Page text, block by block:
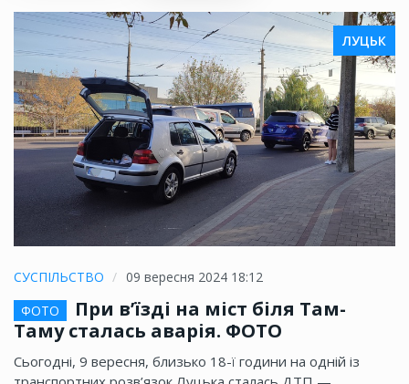
ЛУЦЬК
СУСПІЛЬСТВО
09 вересня 2024 18:12
ФОТО
При в’їзді на міст біля Там-
Таму сталась аварія. ФОТО
Сьогодні, 9 вересня, близько 18-ї години на одній із